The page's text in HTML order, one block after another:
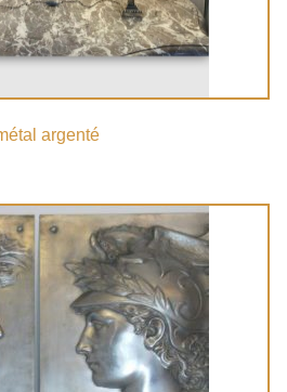
argenté